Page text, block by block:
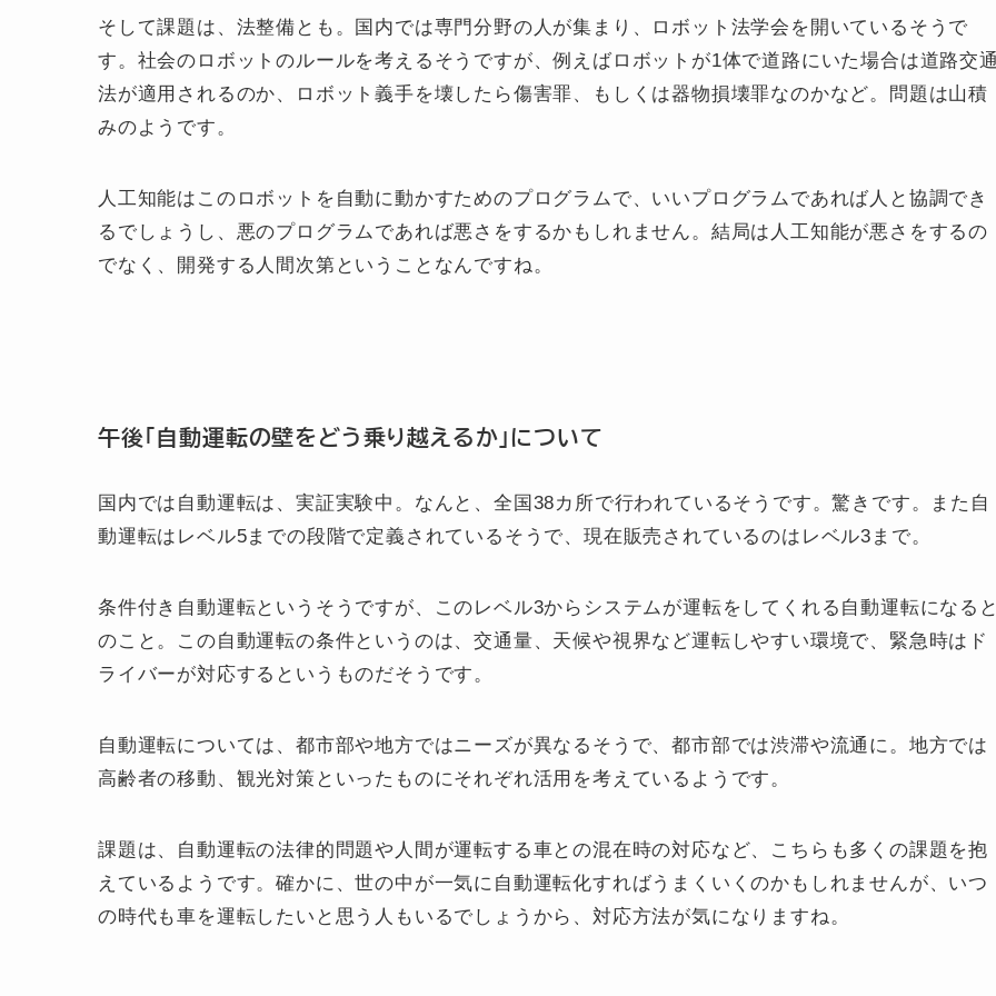
そして課題は、法整備とも。国内では専門分野の人が集まり、ロボット法学会を開いているそうで
す。社会のロボットのルールを考えるそうですが、例えばロボットが1体で道路にいた場合は道路交
法が適用されるのか、ロボット義手を壊したら傷害罪、もしくは器物損壊罪なのかなど。問題は山積
みのようです。
人工知能はこのロボットを自動に動かすためのプログラムで、いいプログラムであれば人と協調でき
るでしょうし、悪のプログラムであれば悪さをするかもしれません。結局は人工知能が悪さをするの
でなく、開発する人間次第ということなんですね。
午後「自動運転の壁をどう乗り越えるか」について
国内では自動運転は、実証実験中。なんと、全国38カ所で行われているそうです。驚きです。また自
動運転はレベル5までの段階で定義されているそうで、現在販売されているのはレベル3まで。
条件付き自動運転というそうですが、このレベル3からシステムが運転をしてくれる自動運転になる
のこと。この自動運転の条件というのは、交通量、天候や視界など運転しやすい環境で、緊急時はド
ライバーが対応するというものだそうです。
自動運転については、都市部や地方ではニーズが異なるそうで、都市部では渋滞や流通に。地方では
高齢者の移動、観光対策といったものにそれぞれ活用を考えているようです。
課題は、自動運転の法律的問題や人間が運転する車との混在時の対応など、こちらも多くの課題を抱
えているようです。確かに、世の中が一気に自動運転化すればうまくいくのかもしれませんが、いつ
の時代も車を運転したいと思う人もいるでしょうから、対応方法が気になりますね。